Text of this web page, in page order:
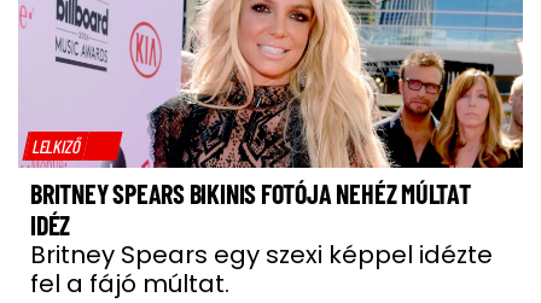
LELKIZŐ
BRITNEY SPEARS BIKINIS FOTÓJA NEHÉZ MÚLTAT
IDÉZ
Britney Spears egy szexi képpel idézte
fel a fájó múltat.